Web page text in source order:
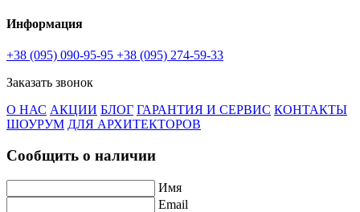
Информация
+38 (095) 090-95-95 +38 (095) 274-59-33
Заказать звонок
О НАС АКЦИИ БЛОГ ГАРАНТИЯ И СЕРВИС КОНТАКТЫ
ШОУРУМ ДЛЯ АРХИТЕКТОРОВ
Сообщить о наличии
Имя
Email